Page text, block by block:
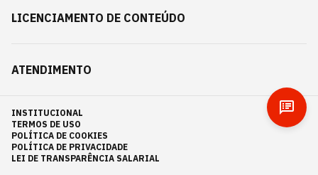
LICENCIAMENTO DE CONTEÚDO
ATENDIMENTO
INSTITUCIONAL
TERMOS DE USO
POLÍTICA DE COOKIES
POLÍTICA DE PRIVACIDADE
LEI DE TRANSPARÊNCIA SALARIAL